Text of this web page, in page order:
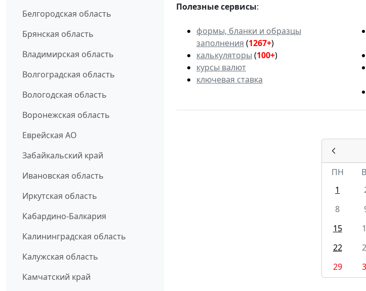
Белгородская область
Брянская область
Владимирская область
Волгоградская область
Вологодская область
Воронежская область
Еврейская АО
Забайкальский край
Ивановская область
Иркутская область
Кабардино-Балкария
Калининградская область
Калужская область
Камчатский край
Полезные сервисы:
формы, бланки и образцы
заполнения (1267+)
калькуляторы (100+)
курсы валют
ключевая ставка
ПН
1
8
15
22
29